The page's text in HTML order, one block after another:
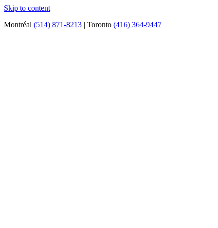
Skip to content
Montréal (514) 871-8213 | Toronto (416) 364-9447